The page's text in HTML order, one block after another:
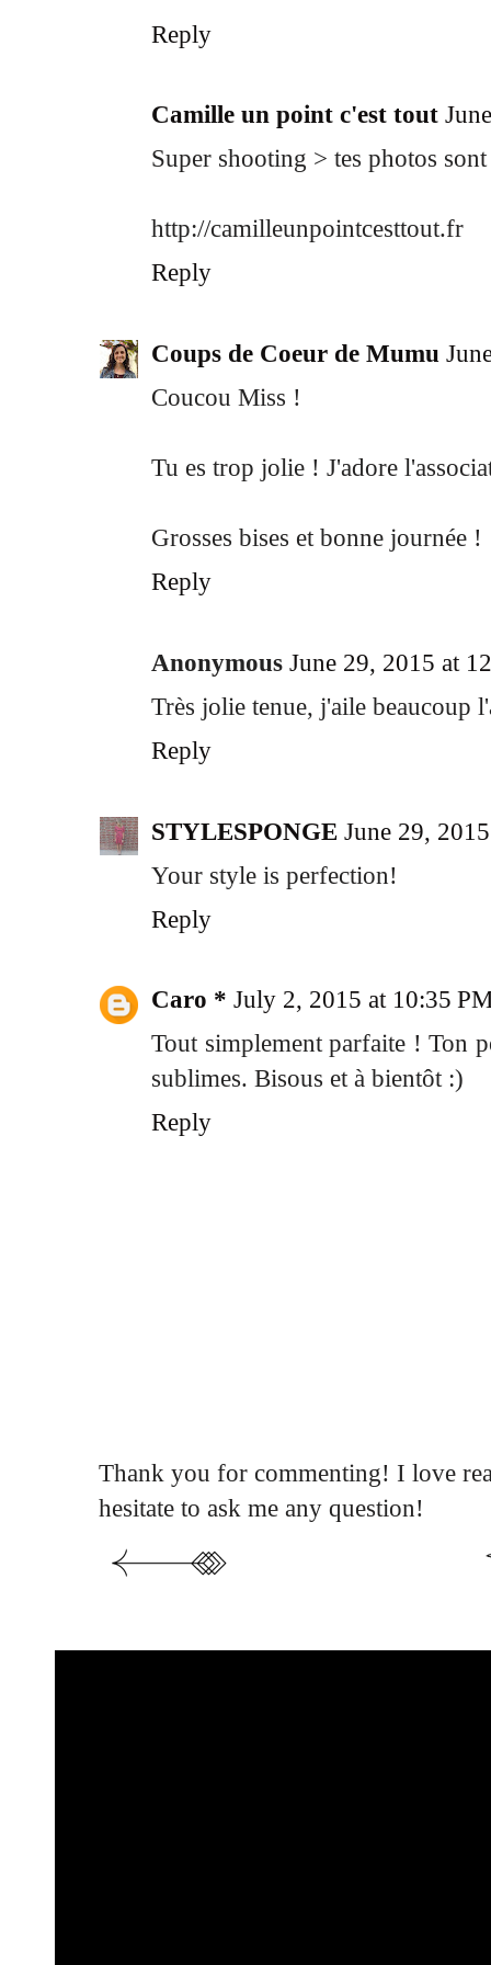
Reply
Camille un point c'est tout
Super shooting > tes photos
http://camilleunpointcesttout.fr
Reply
Coups de Coeur de Mumu
Coucou Miss !
Tu es trop jolie ! J'adore
Grosses bises et bonne journée !
Reply
Anonymous June 29, 2015 at
Très jolie tenue, j'aile beaucoup
Reply
STYLESPONGE June 29,
Your style is perfection!
Reply
Caro * July 2, 2015 at 10:35
Tout simplement parfaite ! Ton
sublimes. Bisous et à bientôt :)
Reply
Thank you for commenting! I love
hesitate to ask me any question!